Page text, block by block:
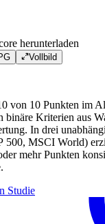
herunterladen
Vollbild
von 10 Punkten im
Kriterien aus
In drei
500, MSCI World)
mehr Punkten
Studie